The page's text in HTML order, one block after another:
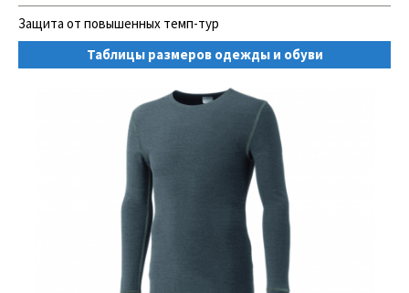
Защита от повышенных темп-тур
Таблицы размеров одежды и обуви